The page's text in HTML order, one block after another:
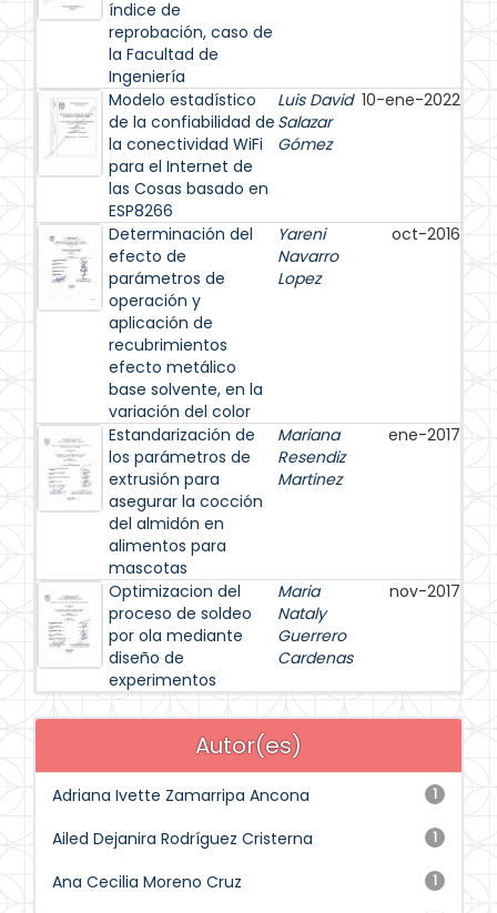
índice de
reprobación, caso de
la Facultad de
Ingeniería
Modelo estadístico
de la confiabilidad de
la conectividad WiFi
para el Internet de
las Cosas basado en
ESP8266
Luis David
Salazar
Gómez
10-ene-2022
Determinación del
efecto de
parámetros de
operación y
aplicación de
recubrimientos
efecto metálico
base solvente, en la
variación del color
Yareni
Navarro
Lopez
oct-2016
Estandarización de
los parámetros de
extrusión para
asegurar la cocción
del almidón en
alimentos para
mascotas
Mariana
Resendiz
Martinez
ene-2017
Optimizacion del
proceso de soldeo
por ola mediante
diseño de
experimentos
Maria
Nataly
Guerrero
Cardenas
nov-2017
Autor(es)
1
Adriana Ivette Zamarripa Ancona
1
Ailed Dejanira Rodríguez Cristerna
1
Ana Cecilia Moreno Cruz